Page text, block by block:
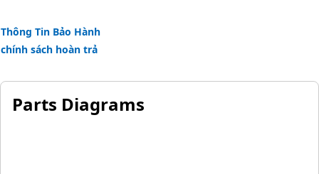
Thông Tin Bảo Hành
chính sách hoàn trả
Parts Diagrams